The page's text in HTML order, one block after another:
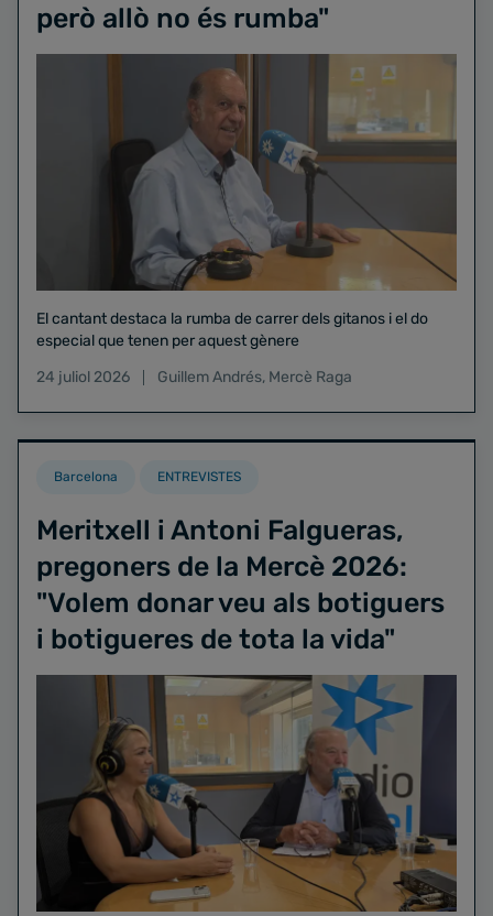
però allò no és rumba"
El cantant destaca la rumba de carrer dels gitanos i el do
especial que tenen per aquest gènere
24 juliol 2026
Guillem Andrés, Mercè Raga
Barcelona ENTREVISTES
Meritxell i Antoni Falgueras,
pregoners de la Mercè 2026:
"Volem donar veu als botiguers
i botigueres de tota la vida"